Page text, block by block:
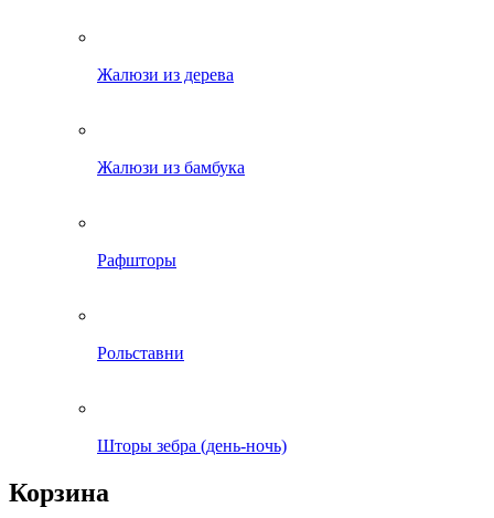
Жалюзи из дерева
Жалюзи из бамбука
Рафшторы
Рольставни
Шторы зебра (день-ночь)
Корзина